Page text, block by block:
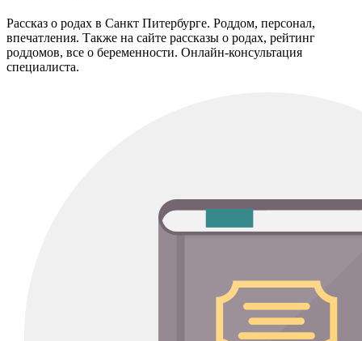
Рассказ о родах в Санкт Питербурге. Роддом, персонал,
впечатления. Также на сайте рассказы о родах, рейтинг
роддомов, все о беременноcти. Онлайн-консультация
специалиста.